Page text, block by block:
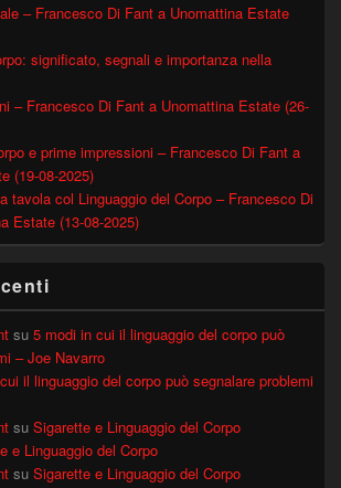
– Francesco Di Fant a Unomattina Estate
significato, segnali e importanza nella
– Francesco Di Fant a Unomattina Estate (26-
e prime impressioni – Francesco Di Fant a
(19-08-2025)
tavola col Linguaggio del Corpo – Francesco Di
Estate (13-08-2025)
su 5 modi in cui il linguaggio del corpo può
– Joe Navarro
il linguaggio del corpo può segnalare problemi
su Sigarette e Linguaggio del Corpo
e Linguaggio del Corpo
su Sigarette e Linguaggio del Corpo